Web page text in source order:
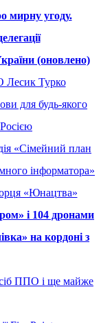
мирну угоду.
(оновлено)
Лесик Турко
для будь-якого
«Сімейний план
інформатора»
«Юнацтва»
і 104 дронами
на кордоні з
ППО і ще майже